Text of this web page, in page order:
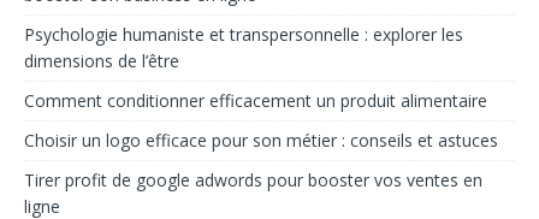
Psychologie humaniste et transpersonnelle : explorer les
dimensions de l’être
Comment conditionner efficacement un produit alimentaire
Choisir un logo efficace pour son métier : conseils et astuces
Tirer profit de google adwords pour booster vos ventes en
ligne